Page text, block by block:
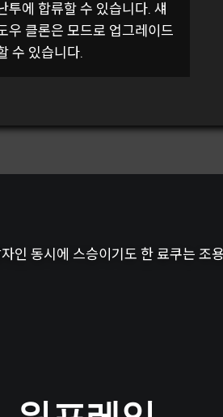
투에 합류할 수 있습니다. 섀
우 클론은 모드로 업그레이드
수 있습니다.
인 동시에 스승이기도 한 료쿠는